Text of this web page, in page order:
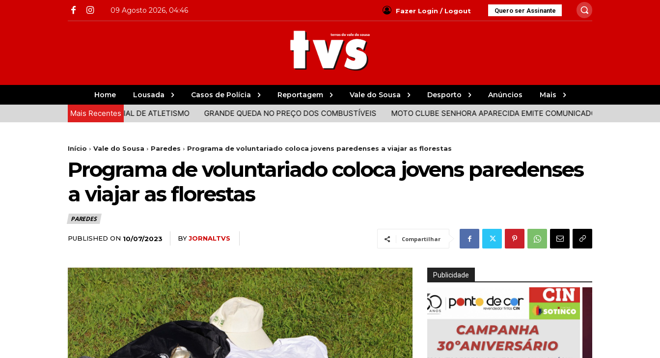
09 Agosto 2026, 04:46 Fazer Login / Logout Quero ser Assinante
Home Lousada Casos de Polícia Reportagem Vale do Sousa Desporto Anúncios Mais
Mais Recentes
DA FINAL DO MUNDIAL DE ATLETISMO GRANDE QUEDA NO PREÇO DOS COMBUSTÍVEIS MOTO CLUBE SENHORA APARECIDA EMITE COMUNICADO APÓS DECLARAÇÃO DA
Início Vale do Sousa Paredes Programa de voluntariado coloca jovens paredenses a viajar as florestas
Programa de voluntariado coloca jovens paredenses
a viajar as florestas
PAREDES
PUBLISHED ON 10/07/2023 BYJORNALTVS Compartilhar
Publicidade